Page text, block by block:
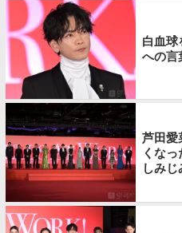
白血
への言
芦田愛
くな
しみじ